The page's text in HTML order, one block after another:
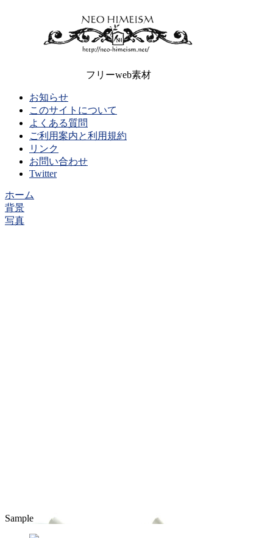
フリーweb素材
お知らせ
このサイトについて
よくある質問
ご利用案内と利用規約
リンク
お問い合わせ
Twitter
ホーム
背景
写真
Sample